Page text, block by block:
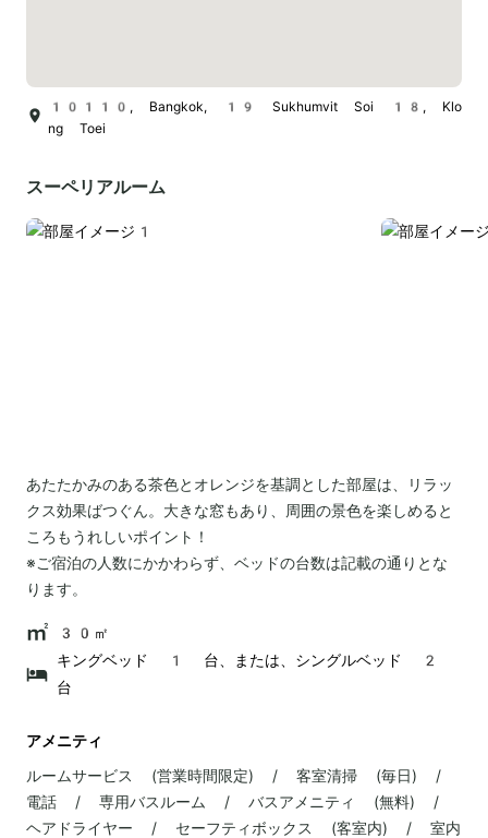
10110, Bangkok, 19 Sukhumvit Soi 18, Klo
ng Toei
スーペリアルーム
あたたかみのある茶色とオレンジを基調とした部屋は、リラッ
クス効果ばつぐん。大きな窓もあり、周囲の景色を楽しめると
ころもうれしいポイント！
※ご宿泊の人数にかかわらず、ベッドの台数は記載の通りとな
ります。
30㎡
キングベッド 1 台、または、シングルベッド 2
台
アメニティ
ルームサービス (営業時間限定) / 客室清掃 (毎日) /
電話 / 専用バスルーム / バスアメニティ (無料) /
ヘアドライヤー / セーフティボックス (客室内) / 室内